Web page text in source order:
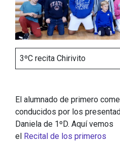
3ºC recita Chirivito
El alumnado de primero
conducidos por los
Daniela de 1ºD. Aquí vemos
el Recital de los primeros